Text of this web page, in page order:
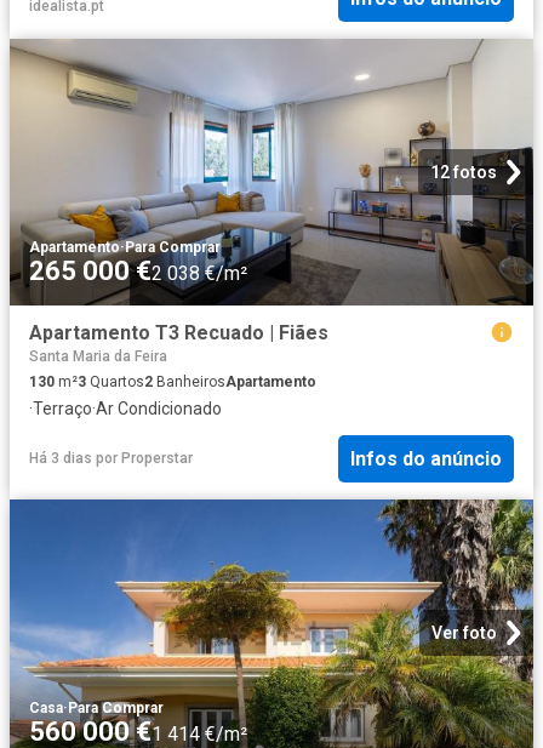
idealista.pt
12 fotos
Apartamento·Para Comprar
265 000 €2 038 €/m²
Apartamento T3 Recuado | Fiães
Santa Maria da Feira
130 m²3 Quartos2 BanheirosApartamento
·Terraço·Ar Condicionado
Há 3 dias por Properstar Infos do anúncio
Ver foto
Casa·Para Comprar
560 000 €1 414 €/m²